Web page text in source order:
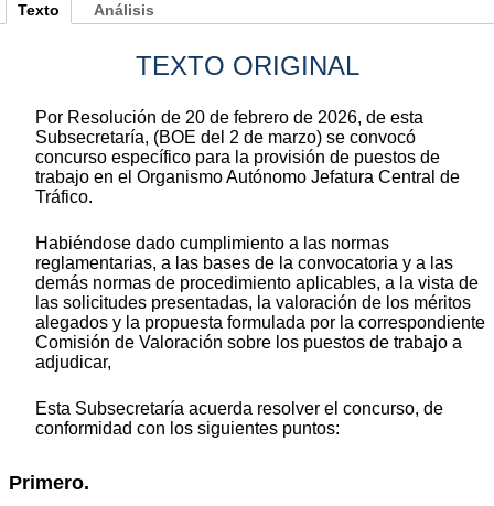
Texto
TEXTO ORIGINAL
Por Resolución de 20 de febrero de 2026, de esta
Subsecretaría, (BOE del 2 de marzo) se convocó
concurso específico para la provisión de puestos de
trabajo en el Organismo Autónomo Jefatura Central de
Tráfico.
Habiéndose dado cumplimiento a las normas
reglamentarias, a las bases de la convocatoria y a las
demás normas de procedimiento aplicables, a la vista de
las solicitudes presentadas, la valoración de los méritos
alegados y la propuesta formulada por la correspondiente
Comisión de Valoración sobre los puestos de trabajo a
adjudicar,
Esta Subsecretaría acuerda resolver el concurso, de
conformidad con los siguientes puntos:
Primero.
Análisis